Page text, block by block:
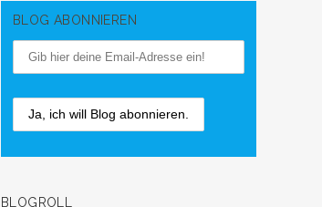
BLOG ABONNIEREN
BLOGROLL